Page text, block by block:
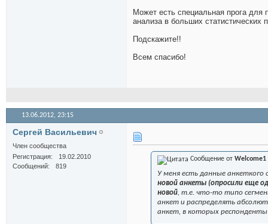
Может есть специальная прога
анализа в больших
Подскажите!!
Всем спасибо!
13.06.2012, 23:15
Сергей Васильевич
Член сообщества
Регистрация
19.02.2010
Сообщений
819
Сообщение от Welcome1
У меня есть данные
новой анкеты (опросили еще
новой, т.е. что-то типо
анкет и распределять
анкет, в которых